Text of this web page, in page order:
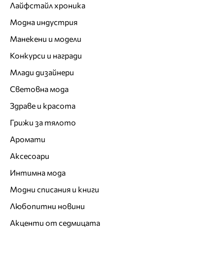
Лайфстайл хроника
Модна индустрия
Манекени и модели
Конкурси и награди
Млади дизайнери
Световна мода
Здраве и красота
Грижи за тялото
Аромати
Аксесоари
Интимна мода
Модни списания и книги
Любопитни новини
Акценти от седмицата